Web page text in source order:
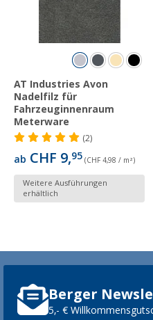
AT Industries Avon
Nadelfilz für
Fahrzeuginnenraum
Meterware
(2)
ab CHF 9,95 (CHF 4,98 / m²)
Weitere Ausführungen
erhältlich
Berger
5,- €